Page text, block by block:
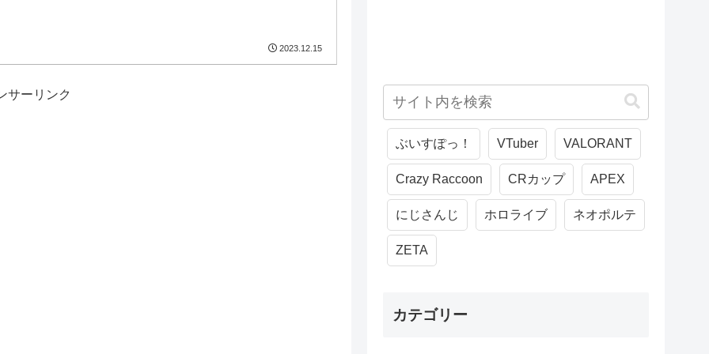
2023.12.15
サーリンク
ぶいすぽっ！ VTuber VALORANT
Crazy Raccoon CRカップ APEX
にじさんじ ホロライブ ネオポルテ
ZETA
カテゴリー